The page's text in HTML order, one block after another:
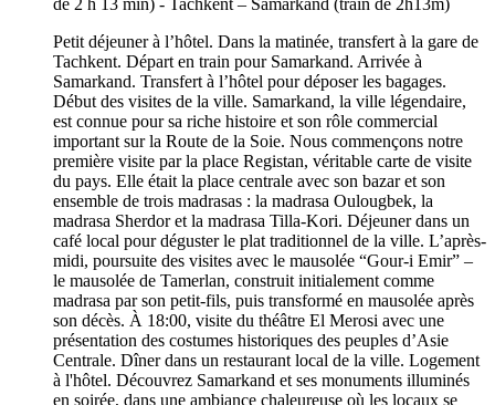
Petit déjeuner à l’hôtel. Dans la matinée, transfert à la gare de
Tachkent. Départ en train pour Samarkand. Arrivée à
Samarkand. Transfert à l’hôtel pour déposer les bagages.
Début des visites de la ville. Samarkand, la ville légendaire,
est connue pour sa riche histoire et son rôle commercial
important sur la Route de la Soie. Nous commençons notre
première visite par la place Registan, véritable carte de visite
du pays. Elle était la place centrale avec son bazar et son
ensemble de trois madrasas : la madrasa Oulougbek, la
madrasa Sherdor et la madrasa Tilla-Kori. Déjeuner dans un
café local pour déguster le plat traditionnel de la ville. L’après-
midi, poursuite des visites avec le mausolée “Gour-i Emir” –
le mausolée de Tamerlan, construit initialement comme
madrasa par son petit-fils, puis transformé en mausolée après
son décès. À 18:00, visite du théâtre El Merosi avec une
présentation des costumes historiques des peuples d’Asie
Centrale. Dîner dans un restaurant local de la ville. Logement
à l'hôtel. Découvrez Samarkand et ses monuments illuminés
en soirée, dans une ambiance chaleureuse où les locaux se